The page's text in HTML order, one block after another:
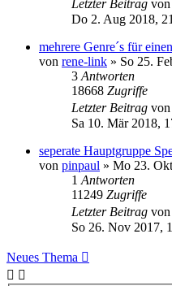
Letzter Beitrag von
Do 2. Aug 2018,
mehrere Genre´s für
von rene-link » So 25.
3 Antworten
18668 Zugriffe
Letzter Beitrag von
Sa 10. Mär 2018,
seperate Hauptgruppe
von pinpaul » Mo 23.
1 Antworten
11249 Zugriffe
Letzter Beitrag von
So 26. Nov 2017,
Neues Thema